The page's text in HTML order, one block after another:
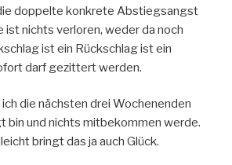
doppelte konkrete Abstiegsangst
ist nichts verloren, weder da noch
ist ein Rückschlag ist ein
darf gezittert werden.
die nächsten drei Wochenenden
bin und nichts mitbekommen werde.
bringt das ja auch Glück.